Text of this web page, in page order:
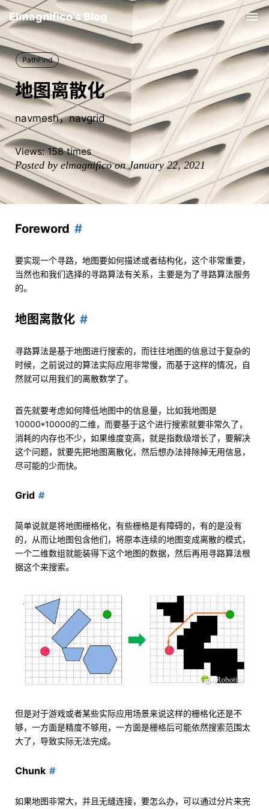
Elmagnifico's Blog
PathFind
地图离散化
navmesh，navgrid
Views:158times
Posted by elmagnifico on January 22, 2021
Foreword
要实现一个寻路，地图要如何描述或者结构化，这个非常重要，
当然也和我们选择的寻路算法有关系，主要是为了寻路算法服务
的。
地图离散化
寻路算法是基于地图进行搜索的，而往往地图的信息过于复杂的
时候，之前说过的算法实际应用非常慢，而基于这样的情况，自
然就可以用我们的离散数学了。
首先就要考虑如何降低地图中的信息量，比如我地图是
10000*10000的二维，而要基于这个进行搜索就要非常久了，
消耗的内存也不少，如果维度变高，就是指数级增长了，要解决
这个问题，就要先把地图离散化，然后想办法排除掉无用信息，
尽可能的少而快。
Grid
简单说就是将地图栅格化，有些栅格是有障碍的，有的是没有
的，从而让地图包含他们，将原本连续的地图变成离散的模式，
一个二维数组就能装得下这个地图的数据，然后再用寻路算法根
据这个来搜索。
但是对于游戏或者某些实际应用场景来说这样的栅格化还是不
够，一方面是精度不够用，一方面是栅格后可能依然搜索范围太
大了，导致实际无法完成。
Chunk
如果地图非常大，并且无缝连接，要怎么办，可以通过分片来完